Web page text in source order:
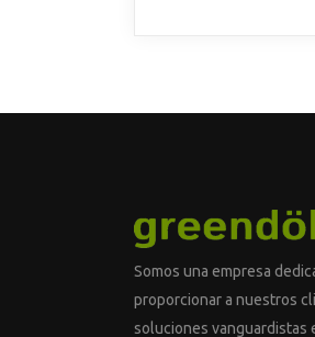
Somos una empresa
proporcionar a nuestros
soluciones vanguardistas